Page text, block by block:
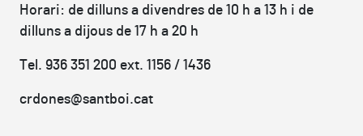
Horari: de dilluns a divendres de 10 h a 13 h i de
dilluns a dijous de 17 h a 20 h
Tel. 936 351 200 ext. 1156 / 1436
crdones@santboi.cat